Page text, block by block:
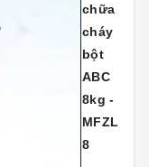
chữa
cháy
bột
ABC
8kg -
MFZL
8